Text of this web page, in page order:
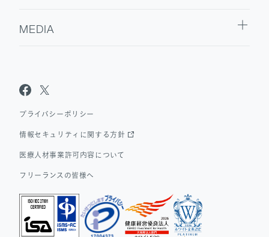
MEDIA
Dr.アルなび
プライバシーポリシー
情報セキュリティに関する方針
医療人材事業許可内容について
フリーランスの皆様へ